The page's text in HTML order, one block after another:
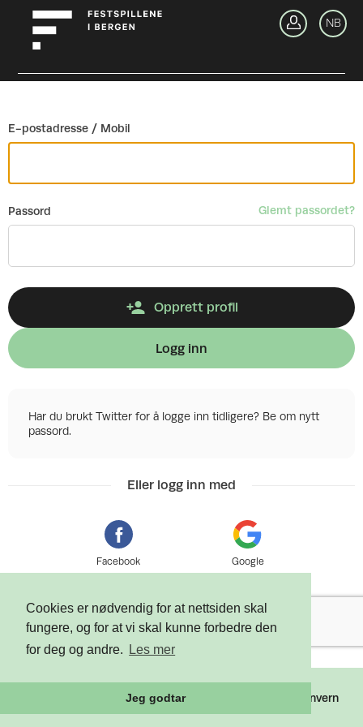
Cookies er nødvendig for at nettsiden skal
fungere, og for at vi skal kunne forbedre den
for deg og andre.
Les mer
Jeg godtar
NB
E-postadresse / Mobil
Passord Glemt passordet?
Opprett profil
Logg inn
Har du brukt Twitter for å logge inn tidligere? Be om nytt
passord.
Eller logg inn med
Facebook Google
2026 Tixly AS - Powered by Personvern